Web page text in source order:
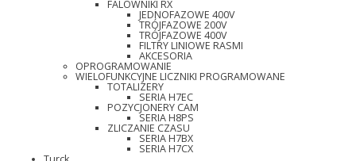
FALOWNIKI RX
JEDNOFAZOWE 400V
TRÓJFAZOWE 200V
TRÓJFAZOWE 400V
FILTRY LINIOWE RASMI
AKCESORIA
OPROGRAMOWANIE
WIELOFUNKCYJNE LICZNIKI PROGRAMOWANE
TOTALIZERY
SERIA H7EC
POZYCJONERY CAM
SERIA H8PS
ZLICZANIE CZASU
SERIA H7BX
SERIA H7CX